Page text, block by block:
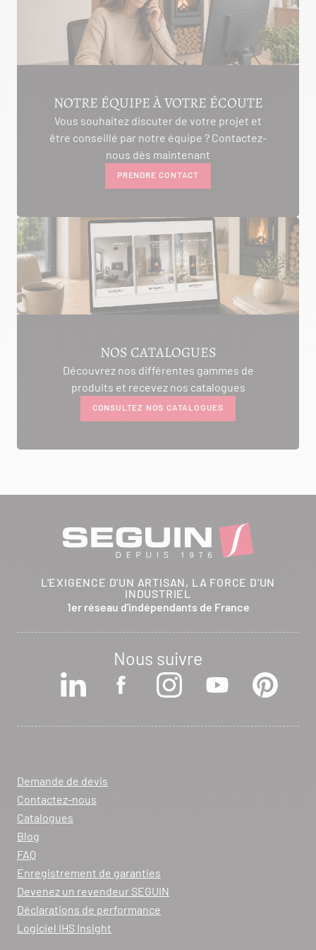
06.75.81.17.48
ALIVAL ENERGIES
7 IMPASSE DE LA NAUVE
Itinéraire
Tél :
05 53 58 69 46
Voir la fiche revendeur
VOIR LE SITE CONTACTER
AMBIANCE CHEMINEE
ROUTE DE LAUSANNE
A L'AMBOUCHI
LA CLUSE ET MIJOUX 25300
ANCELOT PERE ET FILS
BRETHENAY 52000
Voir la fiche revendeur
VOIR LE SITE CONTACTER
357 AVENUE DE MONTRICHER
LA FARE LES OLIVIERS 13580
Itinéraire
Tél : 04 90 90 43 62
Voir la fiche revendeur
VOIR LE SITE CONTACTER
NOTRE ÉQUIPE À VOTRE ÉCOUTE
Vous souhaitez discuter de votre projet et
être conseillé par notre équipe ? Contactez-
nous dès maintenant
PRENDRE CONTACT
NOS CATALOGUES
Découvrez nos différentes gammes de
produits et recevez nos catalogues
CONSULTEZ NOS CATALOGUES
L'EXIGENCE D'UN ARTISAN, LA FORCE D'UN
INDUSTRIEL
1er réseau d'indépendants de France
Nous suivre
Demande de devis
Contactez-nous
Catalogues
Blog
FAQ
Enregistrement de garanties
Devenez un revendeur SEGUIN
Déclarations de performance
Logiciel IHS Insight